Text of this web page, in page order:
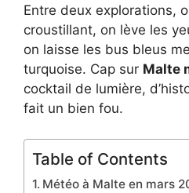
Entre deux explorations,
croustillant, on lève les
on laisse les bus bleus
turquoise. Cap sur Malte
cocktail de lumière,
fait un bien fou.
Table of Contents
Météo à Malte en mars